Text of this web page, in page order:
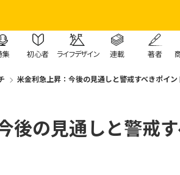
集 初心者 ライフデザイン 連載 著者
米金利急上昇：今後の見通しと警戒すべきポイン
後の見通しと警戒